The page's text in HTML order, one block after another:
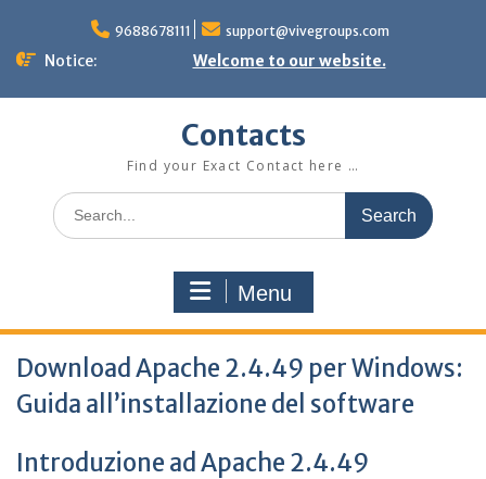
content
9688678111 support@vivegroups.com
Notice: Welcome to our website.
Contacts
Find your Exact Contact here …
Search
for:
Menu
Download Apache 2.4.49 per Windows:
Guida all’installazione del software
Introduzione ad Apache 2.4.49